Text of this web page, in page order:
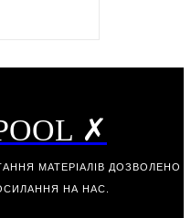
✗
МАТЕРІАЛІВ ДОЗВОЛЕНО
НА НАС.